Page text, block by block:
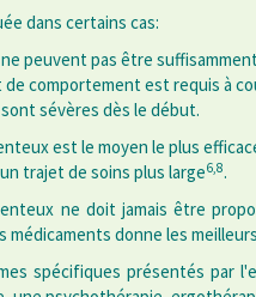
dans certains cas:
peuvent pas être
de comportement est requis à
sévères dès le début.
est le moyen le plus
trajet de soins plus large6,8.
ne doit jamais être
médicaments donne les
spécifiques présentés par